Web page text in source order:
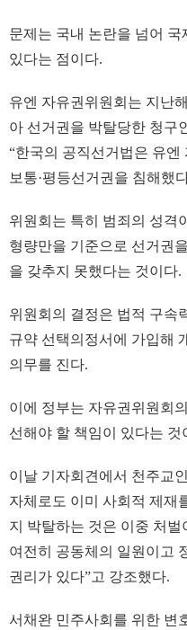
문제는 국내 논란을 넘어
있다는 점이다.
유엔 자유권위원회는 지난
아 선거권을 박탈당한 청구
“한국의 공직선거법은 유엔
보통·평등선거권을 침해했
위원회는 특히 범죄의 성격
형량만을 기준으로 선거권
을 갖추지 못했다는 것이다.
위원회의 결정은 법적 구속
규약 선택의정서에 가입해
의무를 진다.
이에 정부는 자유권위원회
선해야 할 책임이 있다는
이날 기자회견에서 천주교
자체로도 이미 사회적 제재
지 박탈하는 것은 이중 처벌
여전히 공동체의 일원이고
권리가 있다”고 강조했다.
서채완 민주사회를 위한 변